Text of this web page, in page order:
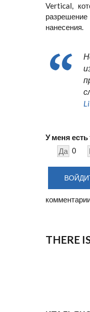
Vertical,
нанесения.
У меня есть
Да 0
THERE